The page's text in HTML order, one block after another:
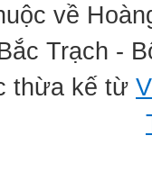
về
Trạch -
thừa kế từ